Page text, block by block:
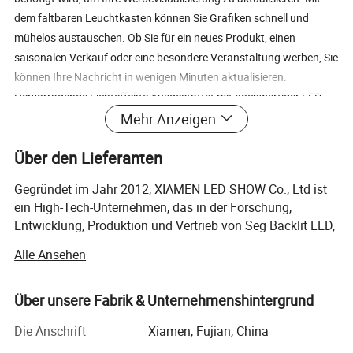
dem faltbaren Leuchtkasten können Sie Grafiken schnell und
mühelos austauschen. Ob Sie für ein neues Produkt, einen
saisonalen Verkauf oder eine besondere Veranstaltung werben, Sie
können Ihre Nachricht in wenigen Minuten aktualisieren.
Hervorragende Lichteffekte Ausgestattet mit hochwertiger LED-
Beleuchtung sorgt der Foldable Lightbox dafür, dass Ihre Grafiken
mit lebendigen Farben und scharfer Klarheit angezeigt werden. Die
gleichmäßige Beleuchtung verbessert die Sichtbarkeit und macht
Vielseitig und flexibel Dieser Leuchtkasten eignet sich perfekt für
eine Vielzahl von Umgebungen, darunter Einzelhandelsgeschäfte,
Messen, Ausstellungen und sogar Outdoor-Veranstaltungen. Dank
seiner Flexibilität können Sie sich an verschiedene Räume und
Anforderungen anpassen, um sicherzustellen, dass Ihre Botschaft
Ihre Zielgruppe effektiv erreicht. Kostengünstig und
benutzerfreundlich Der faltbare Lightbox ist eine kostengünstige
Lösung für Unternehmen jeder Größe, da keine professionelle
Mehr Anzeigen
Über den Lieferanten
Gegründet im Jahr 2012, XIAMEN LED SHOW Co., Ltd ist
ein High-Tech-Unternehmen, das in der Forschung,
Entwicklung, Produktion und Vertrieb von Seg Backlit LED,
Leuchten, Edgelit LED Bars, Seg Licht gewidmet,
Hintergrundbeleuchtete Popup-Displays, etc.
LED SHOW folgt immer dem internationalen erstklassigen
Produktionsmanagement-Konzept und verlangt streng
Alle Ansehen
Über unsere Fabrik & Unternehmenshintergrund
Die Anschrift
Xiamen, Fujian, China